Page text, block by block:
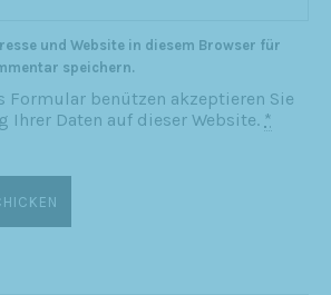
und Website in diesem Browser für
speichern.
Formular benützen akzeptieren Sie
Ihrer Daten auf dieser Website. *